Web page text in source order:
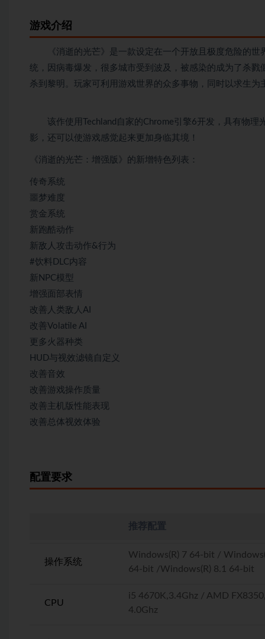
游戏介绍
《消逝的光芒》是一款设定在一个开放且极度危险的世
统，因病毒爆发，很多城市受到波及，被感染的成为了杀
杀到黎明。玩家可利用游戏世界的众多事物，同时以求生
该作使用Techland自家的Chrome引擎6开发，具有物理
影，还可以使游戏感觉起来更加身临其境！
《消逝的光芒：增强版》的新增特色列表：
传奇系统
噩梦难度
赏金系统
新跑酷动作
新敌人攻击动作&行为
#饮料DLC内容
新NPC模型
增强面部表情
改善人类敌人AI
改善Volatile AI
更多火器种类
HUD与视效滤镜自定义
改善音效
改善游戏操作质量
改善主机版性能表现
改善总体视效体验
配置要求
操作系统
CPU
推荐配置
Windows(R) 7 64-bit /
64-bit /Windows(R) 8.1 64-bit
i5 4670K,3.4Ghz / AMD
4.0Ghz